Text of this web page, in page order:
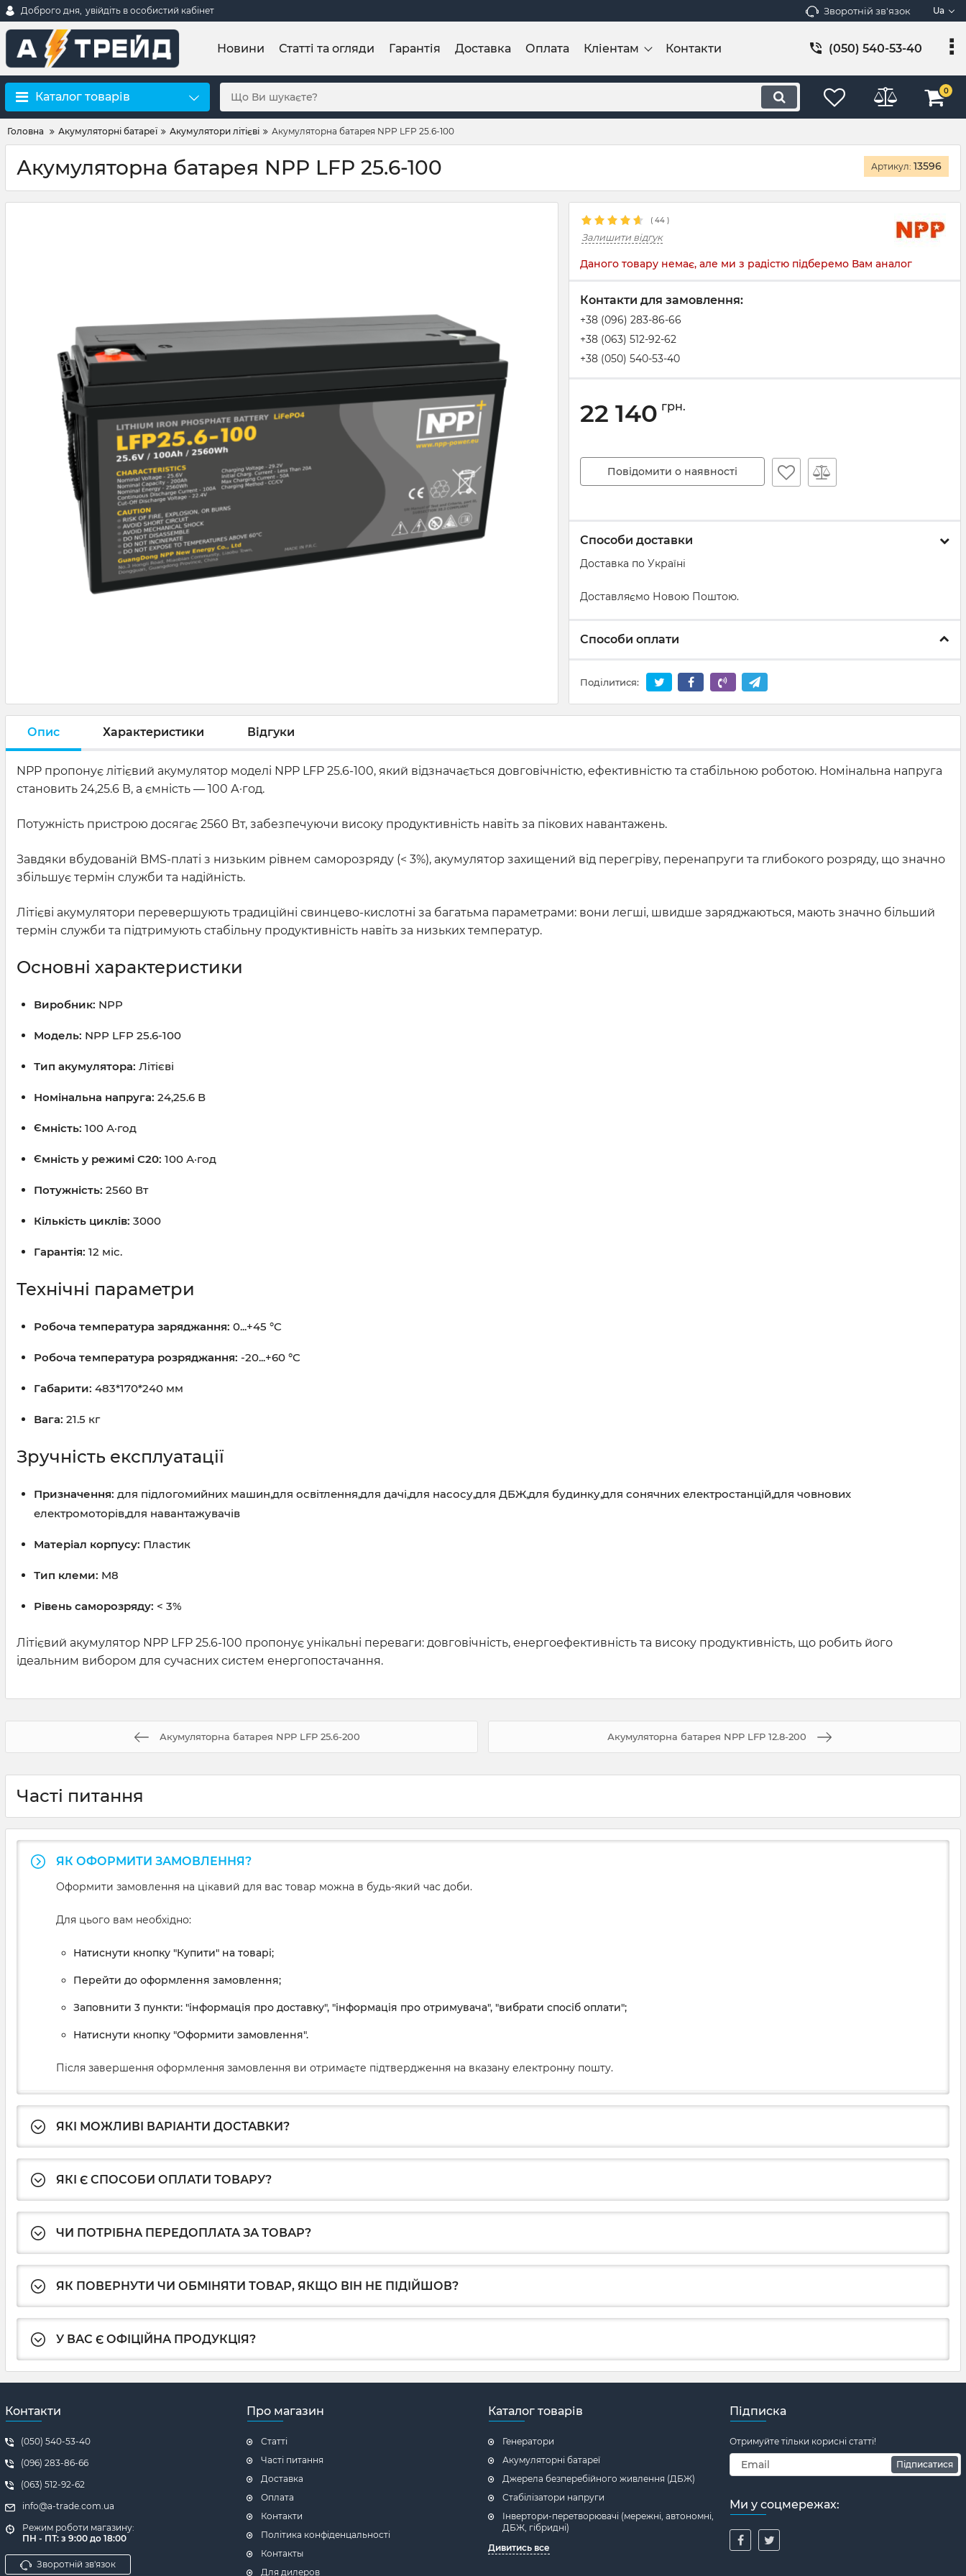
Доброго дня, увійдіть в особистий кабінет Зворотній зв'язок Ua
Новини Статті та огляди Гарантія Доставка Оплата Кліентам Контакти (050) 540-53-40
Каталог товарів 0
Головна Акумуляторні батареї Акумулятори літієві Акумуляторна батарея NPP LFP 25.6-100
Акумуляторна батарея NPP LFP 25.6-100 Артикул: 13596
( 44 )
Залишити відгук
Даного товару немає, але ми з радістю підберемо Вам аналог
Контакти для замовлення:
+38 (096) 283-86-66
+38 (063) 512-92-62
+38 (050) 540-53-40
22 140 грн.
Повідомити о наявності
Способи доставки
Доставка по Україні
Доставляємо Новою Поштою.
Способи оплати
Поділитися:
Опис Характеристики Відгуки
NPP пропонує літієвий акумулятор моделі NPP LFP 25.6-100, який відзначається довговічністю, ефективністю та стабільною роботою. Номінальна напруга
становить 24,25.6 В, а ємність — 100 А·год.
Потужність пристрою досягає 2560 Вт, забезпечуючи високу продуктивність навіть за пікових навантажень.
Завдяки вбудованій BMS-платі з низьким рівнем саморозряду (< 3%), акумулятор захищений від перегріву, перенапруги та глибокого розряду, що значно
збільшує термін служби та надійність.
Літієві акумулятори перевершують традиційні свинцево-кислотні за багатьма параметрами: вони легші, швидше заряджаються, мають значно більший
термін служби та підтримують стабільну продуктивність навіть за низьких температур.
Основні характеристики
Виробник: NPP
Модель: NPP LFP 25.6-100
Тип акумулятора: Літієві
Номінальна напруга: 24,25.6 В
Ємність: 100 А·год
Ємність у режимі C20: 100 А·год
Потужність: 2560 Вт
Кількість циклів: 3000
Гарантія: 12 міс.
Технічні параметри
Робоча температура заряджання: 0...+45 °C
Робоча температура розряджання: -20...+60 °C
Габарити: 483*170*240 мм
Вага: 21.5 кг
Зручність експлуатації
Призначення: для підлогомийних машин,для освітлення,для дачі,для насосу,для ДБЖ,для будинку,для сонячних електростанцій,для човнових
електромоторів,для навантажувачів
Матеріал корпусу: Пластик
Тип клеми: M8
Рівень саморозряду: < 3%
Літієвий акумулятор NPP LFP 25.6-100 пропонує унікальні переваги: довговічність, енергоефективність та високу продуктивність, що робить його
ідеальним вибором для сучасних систем енергопостачання.
Акумуляторна батарея NPP LFP 25.6-200 Акумуляторна батарея NPP LFP 12.8-200
Часті питання
ЯК ОФОРМИТИ ЗАМОВЛЕННЯ?
Оформити замовлення на цікавий для вас товар можна в будь-який час доби.
Для цього вам необхідно:
Натиснути кнопку "Купити" на товарі;
Перейти до оформлення замовлення;
Заповнити 3 пункти: "інформація про доставку", "інформація про отримувача", "вибрати спосіб оплати";
Натиснути кнопку "Оформити замовлення".
Після завершення оформлення замовлення ви отримаєте підтвердження на вказану електронну пошту.
ЯКІ МОЖЛИВІ ВАРІАНТИ ДОСТАВКИ?
ЯКІ Є СПОСОБИ ОПЛАТИ ТОВАРУ?
ЧИ ПОТРІБНА ПЕРЕДОПЛАТА ЗА ТОВАР?
ЯК ПОВЕРНУТИ ЧИ ОБМІНЯТИ ТОВАР, ЯКЩО ВІН НЕ ПІДІЙШОВ?
У ВАС Є ОФІЦІЙНА ПРОДУКЦІЯ?
Контакти
(050) 540-53-40
(096) 283-86-66
(063) 512-92-62
info@a-trade.com.ua
Режим роботи магазину:
ПН - ПТ: з 9:00 до 18:00
Зворотній зв'язок
Про магазин
Статті
Часті питання
Доставка
Оплата
Контакти
Політика конфіденцальності
Контакты
Для дилеров
Каталог товарів
Генератори
Акумуляторні батареї
Джерела безперебійного живлення (ДБЖ)
Стабілізатори напруги
Інвертори-перетворювачі (мережні, автономні,
ДБЖ, гібридні)
Дивитись все
Підписка
Отримуйте тільки корисні статті!
Підписатися
Ми у соцмережах: